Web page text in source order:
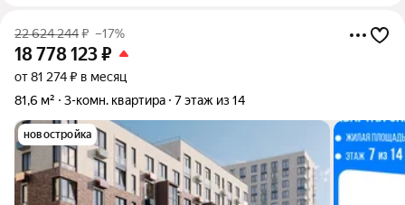
22 624 244₽ –17%
18 778 123₽
от 81 274 ₽ в месяц
81,6 м²
3-комн. квартира 7 этаж из 14
новостройка